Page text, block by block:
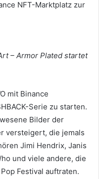
NFT-Marktplatz zur
– Armor Plated startet
mit Binance
Serie zu starten.
Bilder der
versteigert, die jemals
Jimi Hendrix, Janis
und viele andere, die
Festival auftraten.